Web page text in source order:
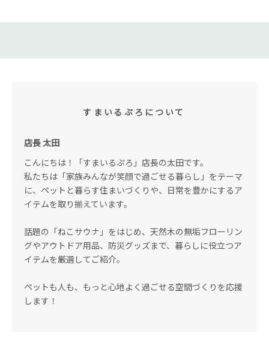
すまいるぷろについて
店長 太田
こんにちは！「すまいるぷろ」店長の太田です。
私たちは「家族みんなが笑顔で過ごせる暮らし」をテーマ
に、ペットと暮らす住まいづくりや、日常を豊かにするア
イテムを取り揃えています。
話題の「ねこサウナ」をはじめ、天然木の無垢フローリン
グやアウトドア用品、防災グッズまで、暮らしに役立つア
イテムを厳選してご紹介。
ペットも人も、もっと心地よく過ごせる空間づくりを応援
します！